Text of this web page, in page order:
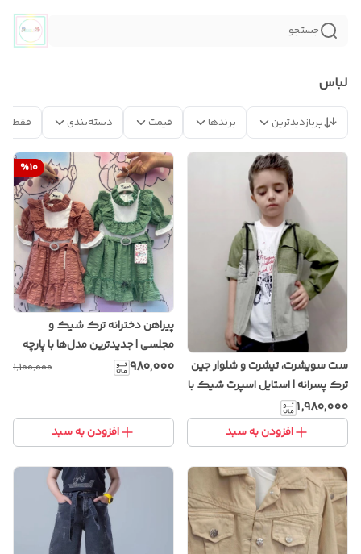
جستجو
لباس
پربازدیدترین برندها قیمت دسته‌بندی فقط
ست سویشرت، تیشرت و شلوار جین
ترک پسرانه | استایل اسپرت شیک با
پارچه باکیفیت و دوخت ترک
۱٬۹۸۰٬۰۰۰
افزودن به سبد
%10
پیراهن دخترانه ترک شیک و
مجلسی | جدیدترین مدل‌ها با پارچه
باکیفیت
۹۸۰٬۰۰۰ ۱٬۱۰۰٬۰۰۰
افزودن به سبد